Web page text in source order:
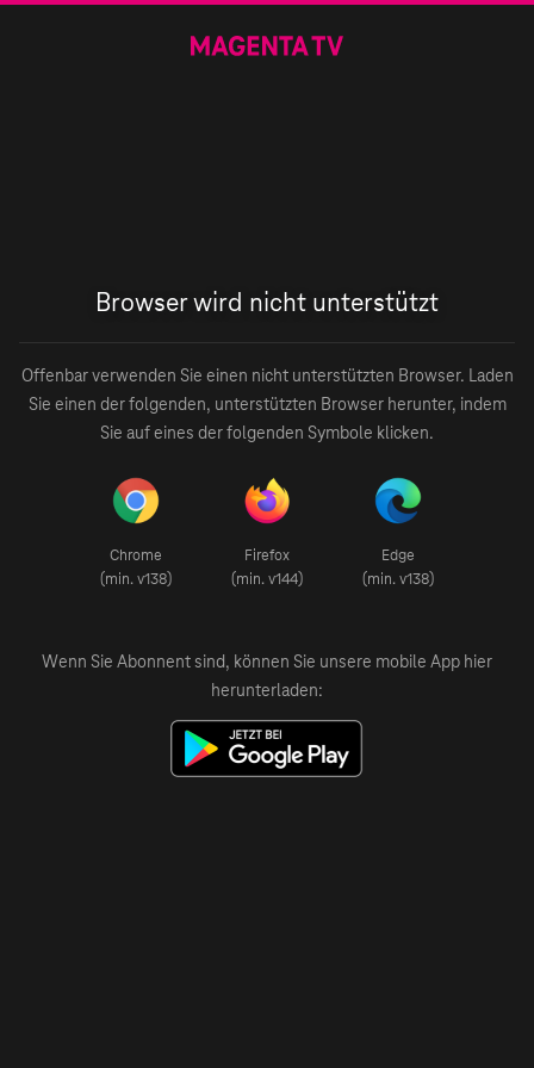
Browser wird nicht unterstützt
Offenbar verwenden Sie einen nicht unterstützten Browser. Laden
Sie einen der folgenden, unterstützten Browser herunter, indem
Sie auf eines der folgenden Symbole klicken.
Chrome
(min. v138)
Firefox
(min. v144)
Edge
(min. v138)
Wenn Sie Abonnent sind, können Sie unsere mobile App hier
herunterladen: